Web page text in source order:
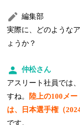
編集部
実際に、どのような
ょうか？
仲松さん
アスリート社員では
すね。
陸上の100メ
は、日本選手権（
です。